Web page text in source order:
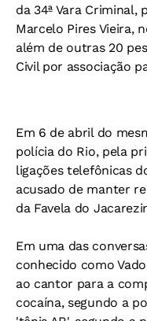
da 34ª Vara Criminal,
Marcelo Pires Vieira,
além de outras 20
Civil por associação
Em 6 de abril do
polícia do Rio, pela
ligações telefônicas
acusado de manter
da Favela do
Em uma das
conhecido como
ao cantor para a
cocaína, segundo a